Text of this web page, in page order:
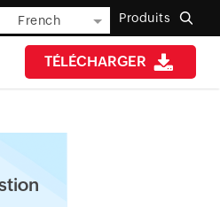
French Produits
TÉLÉCHARGER